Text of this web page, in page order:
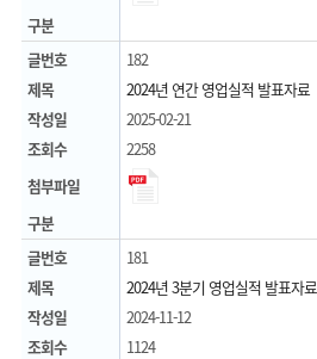
구분
글번호
182
제목
2024년 연간 영업실적 발표자료
작성일
2025-02-21
조회수
2258
첨부파일
구분
글번호
181
제목
2024년 3분기 영업실적 발표자료
작성일
2024-11-12
조회수
1124